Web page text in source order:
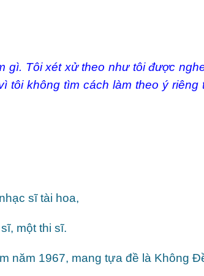
gì. Tôi xét xử theo như tôi được
tôi không tìm cách làm theo ý riêng
sĩ tài hoa,
một thi sĩ.
năm 1967, mang tựa đề là Không